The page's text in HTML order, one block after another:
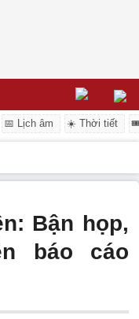
📅 Lịch âm ☀️ Thời tiết
Bận họp,
báo cáo